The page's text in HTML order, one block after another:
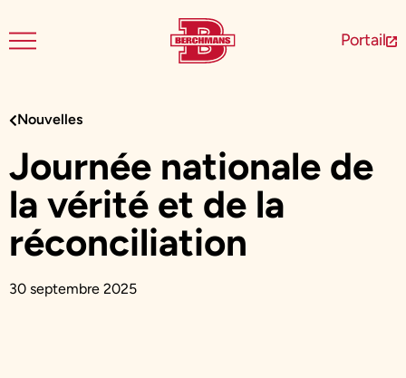
Portail
Nouvelles
Journée nationale de
la vérité et de la
réconciliation
30 septembre 2025